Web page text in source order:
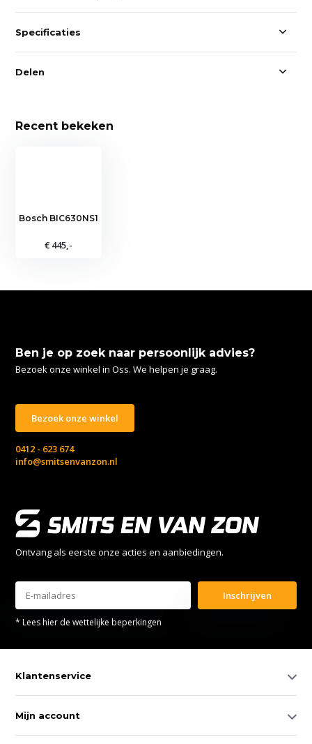
Specificaties
Delen
Recent bekeken
Bosch BIC630NS1
€ 445,-
Ben je op zoek naar persoonlijk advies?
Bezoek onze winkel in Oss. We helpen je graag.
Bezoek onze winkel
0412 - 623 674
info@smitsenvanzon.nl
Ontvang als eerste onze acties en aanbiedingen.
Inschrijven
* Lees hier de wettelijke beperkingen
Klantenservice
Mijn account